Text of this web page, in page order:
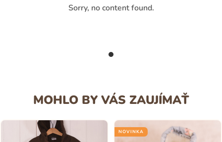
Sorry, no content found.
MOHLO BY VÁS ZAUJÍMAŤ
NOVINKA